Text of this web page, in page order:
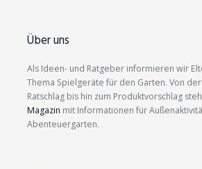
Über uns
Als Ideen- und Ratgeber informieren wir
Thema Spielgeräte für den Garten. Von
Ratschlag bis hin zum Produktvorschlag
Magazin mit Informationen für
Abenteuergarten.